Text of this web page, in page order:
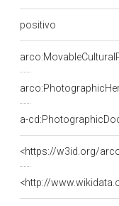
positivo
a-
<https://w3id.org/
<http://